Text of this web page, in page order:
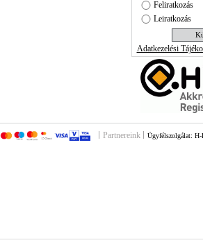
Feliratkozás
Leiratkozás
Adatkezelési
Partnereink Ügyfélszolgálat: